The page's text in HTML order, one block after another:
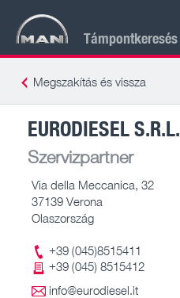
Támpontkeresés
Megszakítás és vissza
EURODIESEL S.R.L.
Szervizpartner
Via della Meccanica, 32
37139 Verona
Olaszország
+39 (045)8515411
+39 (045) 8515412
info@eurodiesel.it